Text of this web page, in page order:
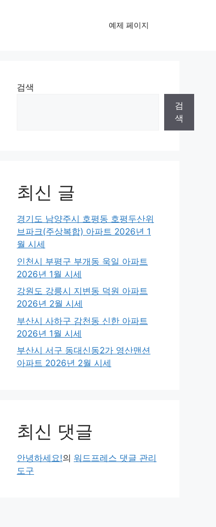
예제 페이지
검색
검
색
최신 글
경기도 남양주시 호평동 호평두산위
브파크(주상복합) 아파트 2026년 1
월 시세
인천시 부평구 부개동 욱일 아파트
2026년 1월 시세
강원도 강릉시 지변동 덕원 아파트
2026년 2월 시세
부산시 사하구 감천동 신한 아파트
2026년 1월 시세
부산시 서구 동대신동2가 영산맨션
아파트 2026년 2월 시세
최신 댓글
안녕하세요!의 워드프레스 댓글 관리
도구